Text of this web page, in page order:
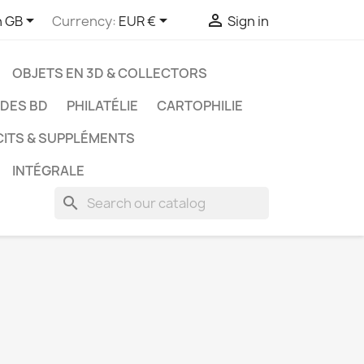
GB Currency: EUR €  Sign in
OBJETS EN 3D & COLLECTORS
BD
PHILATÉLIE
CARTOPHILIE
& SUPPLÉMENTS
INTÉGRALE
search